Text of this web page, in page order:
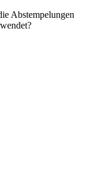
Abstempelungen